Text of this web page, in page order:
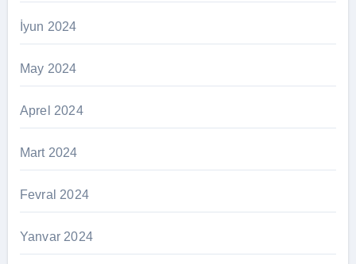
İyun 2024
May 2024
Aprel 2024
Mart 2024
Fevral 2024
Yanvar 2024